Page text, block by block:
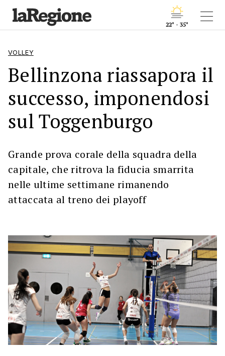
22° - 35°
VOLLEY
Bellinzona riassapora il
successo, imponendosi
sul Toggenburgo
Grande prova corale della squadra della
capitale, che ritrova la fiducia smarrita
nelle ultime settimane rimanendo
attaccata al treno dei playoff